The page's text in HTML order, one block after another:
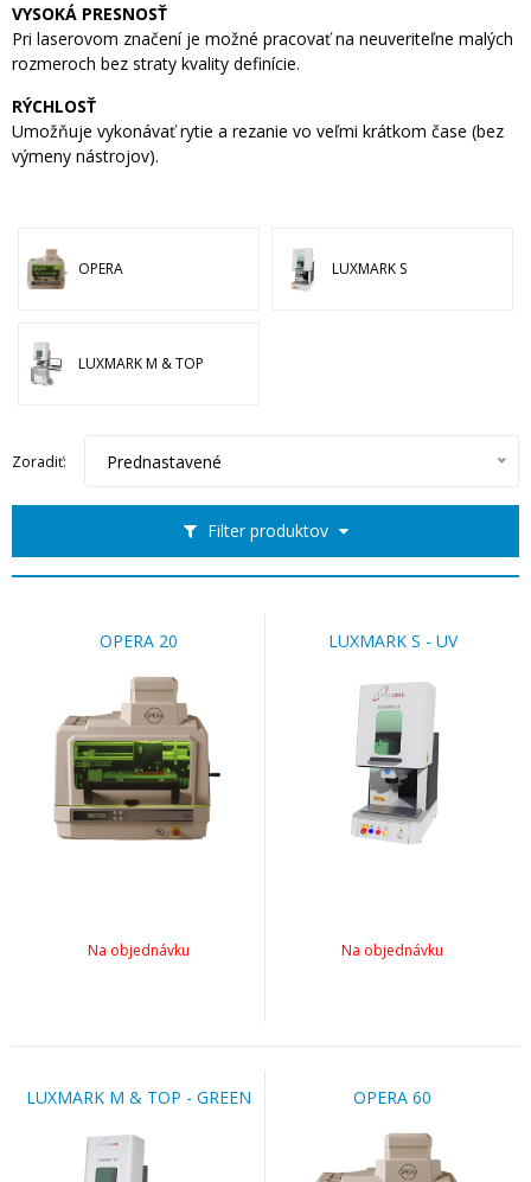
VYSOKÁ PRESNOSŤ
Pri laserovom značení je možné pracovať na neuveriteľne malých
rozmeroch bez straty kvality definície.
RÝCHLOSŤ
Umožňuje vykonávať rytie a rezanie vo veľmi krátkom čase (bez
výmeny nástrojov).
OPERA LUXMARK S
LUXMARK M & TOP
Filter produktov
Zoradiť: Prednastavené
OPERA 20
Na objednávku
LUXMARK S - UV
Na objednávku
LUXMARK M & TOP - GREEN OPERA 60